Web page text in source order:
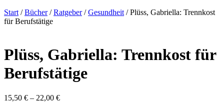
Skip
to
Start /Bücher/Ratgeber/Gesundheit / Plüss, Gabriella: Trennkost
für Berufstätige
Plüss, Gabriella: Trennkost für
Berufstätige
15,50 € – 22,00 €Preisspanne: